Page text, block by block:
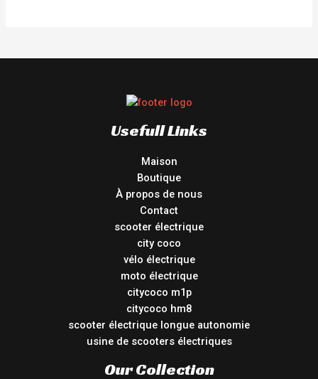
Usefull Links
Maison
Boutique
À propos de nous
Contact
scooter électrique
city coco
vélo électrique
moto électrique
citycoco m1p
citycoco hm8
scooter électrique longue autonomie
usine de scooters électriques
Our Collection